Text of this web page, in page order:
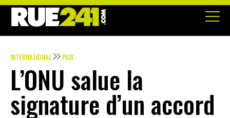
INTERNATIONAL PAIX
L’ONU salue la
signature d’un accord